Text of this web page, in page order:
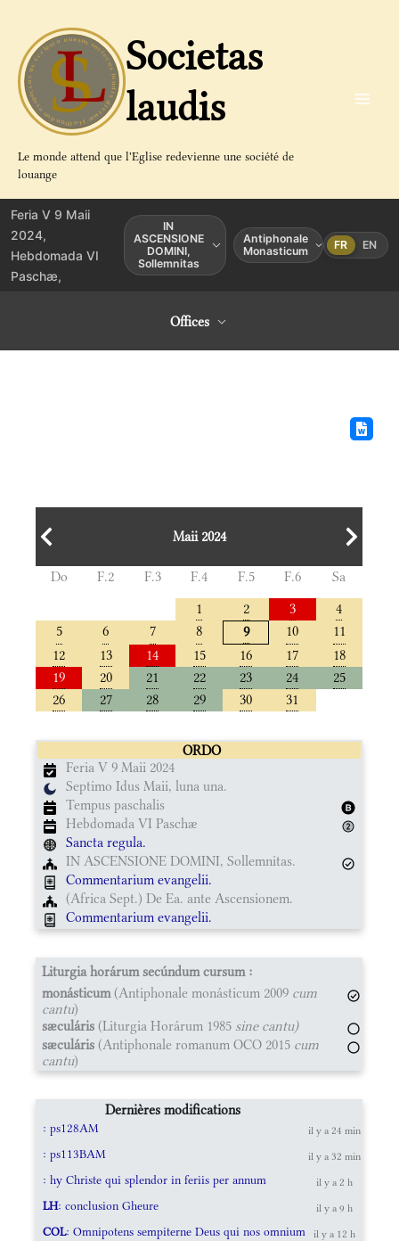
contenu
Societas
laudis
Le monde attend que l'Eglise redevienne une société de
louange
Feria V 9 Maii
2024,
Hebdomada VI
Paschæ,
IN
ASCENSIONE
DOMINI,
Sollemnitas
Antiphonale
Monasticum
FR EN
Offices
Maii 2024
Do F.2 F.3 F.4 F.5 F.6
Sa
1
2 3
4
5
6 7 8 9 10
11
12
13 14 15 16 17
18
19
20 21 22 23 24
25
26
27 28 29 30 31
ORDO
Feria V 9 Maii 2024
Septimo Idus Maii, luna una.
Tempus paschalis
Hebdomada VI Paschæ
Sancta regula.
IN ASCENSIONE DOMINI, Sollemnitas.
Commentarium evangelii.
(Africa Sept.) De Ea. ante Ascensionem.
Commentarium evangelii.
Liturgia horárum secúndum cursum :
monásticum(Antiphonale monásticum 2009 cum
cantu)
sæculáris (Liturgia Horárum 1985 sine cantu)
sæculáris (Antiphonale romanum OCO 2015 cum
cantu)
Dernières modifications
: ps128AM il y a 24 min
: ps113BAM il y a 32 min
: hy Christe qui splendor in feriis per annum il y a 2 h
LH: conclusion Gheure il y a 9 h
COL: Omnipotens sempiterne Deus qui nos omnium il y a 12 h